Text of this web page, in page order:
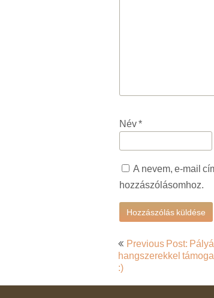
Név*
A nevem, e-mail
hozzászólásomhoz.
Bejegyzés
navigáció
Previous Post:
hangszerekkel
:)